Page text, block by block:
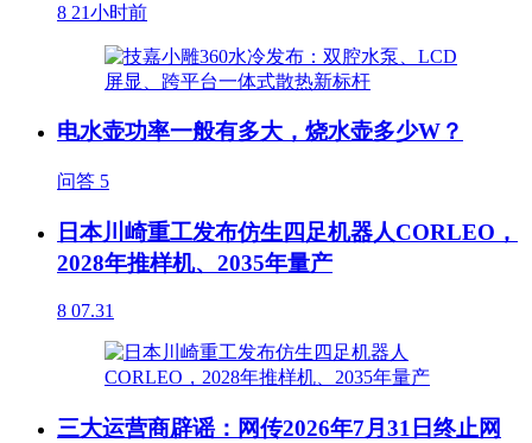
8 21小时前
电水壶功率一般有多大，烧水壶多少W？
问答 5
日本川崎重工发布仿生四足机器人CORLEO，
2028年推样机、2035年量产
8 07.31
三大运营商辟谣：网传2026年7月31日终止网